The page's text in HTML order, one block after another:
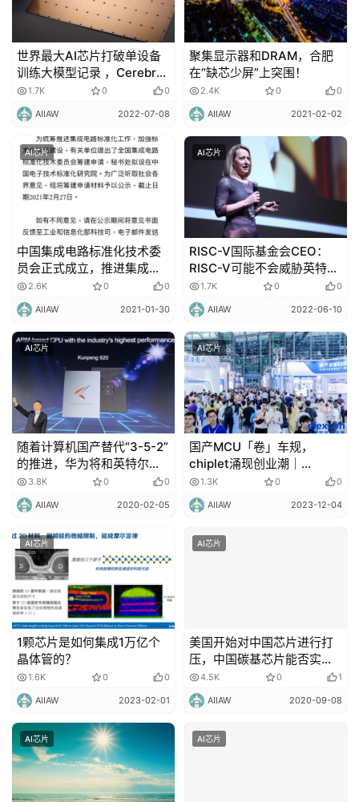
世界最大AI芯片打破单设备
训练大模型记录 ，Cerebras
要「杀死」GPU
1.7K 0 0
AIIAW 2022-07-08
聚集显示器和DRAM，合肥
在“缺芯少屏”上突围！
2.4K 0 0
AIIAW 2021-02-02
AI芯片
中国集成电路标准化技术委
员会正式成立，推进集成电
路标准化！
2.6K 0 0
AIIAW 2021-01-30
AI芯片
RISC-V国际基金会CEO：
RISC-V可能不会威胁英特
尔，但Arm需要警惕
1.7K 0 0
AIIAW 2022-06-10
AI芯片
随着计算机国产替代“3-5-2”
的推进，华为将和英特尔迎
来正面竞争！
3.8K 0 0
AIIAW 2020-02-05
AI芯片
国产MCU「卷」车规，
chiplet涌现创业潮｜
elexcon2023直击
1.3K 0 0
AIIAW 2023-12-04
AI芯片
1颗芯片是如何集成1万亿个
晶体管的？
1.6K 0 0
AIIAW 2023-02-01
AI芯片
美国开始对中国芯片进行打
压，中国碳基芯片能否实现
全面超越？
4.5K 0 1
AIIAW 2020-09-08
AI芯片 AI芯片